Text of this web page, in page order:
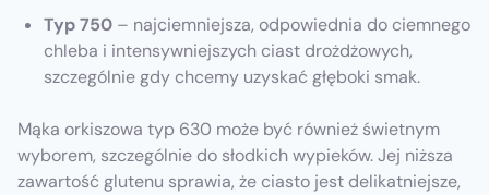
Typ 750 – najciemniejsza, odpowiednia do ciemnego
chleba i intensywniejszych ciast drożdżowych,
szczególnie gdy chcemy uzyskać głęboki smak.
Mąka orkiszowa typ 630 może być również świetnym
wyborem, szczególnie do słodkich wypieków. Jej niższa
zawartość glutenu sprawia, że ciasto jest delikatniejsze,